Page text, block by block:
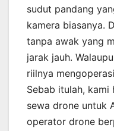
sudut pandang
kamera biasanya.
tanpa awak yang
jarak jauh.
riilnya
Sebab itulah, kami
sewa drone untuk
operator drone